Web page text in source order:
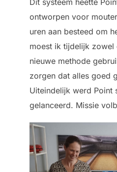
ontworpen voor
uren aan besteed om
moest ik tijdelijk zowel
nieuwe methode
zorgen dat alles goed
Uiteindelijk werd Point
gelanceerd. Missie